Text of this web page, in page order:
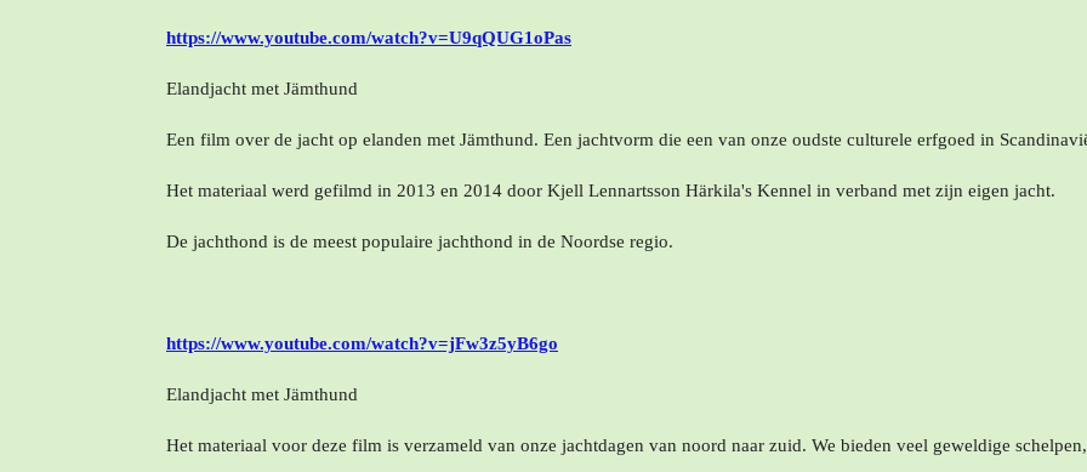
https://www.youtube.com/watch?v=U9qQUG1oPas
Elandjacht met Jämthund
Een film over de jacht op elanden met Jämthund. Een jachtvorm die een van onze oudste culturele erfgoed in
Het materiaal werd gefilmd in 2013 en 2014 door Kjell Lennartsson Härkila's Kennel in verband met zijn eigen jacht.
De jachthond is de meest populaire jachthond in de Noordse regio.
https://www.youtube.com/watch?v=jFw3z5yB6go
Elandjacht met Jämthund
Het materiaal voor deze film is verzameld van onze jachtdagen van noord naar zuid. We bieden veel geweldige